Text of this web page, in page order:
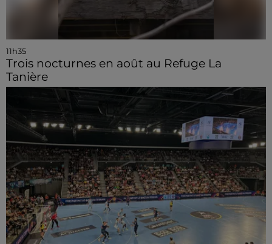
11h35
Trois nocturnes en août au Refuge La
Tanière